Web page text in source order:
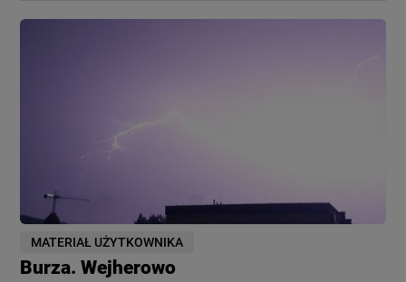
MATERIAŁ UŻYTKOWNIKA
Burza. Wejherowo